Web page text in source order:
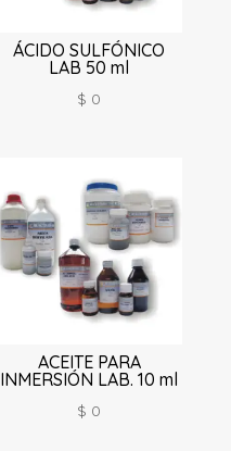
ÁCIDO SULFÓNICO
LAB 50 ml
$ 0
ACEITE PARA
INMERSIÓN LAB. 10 ml
$ 0